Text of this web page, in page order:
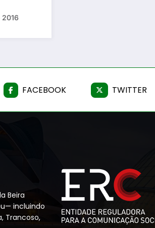
2016
FACEBOOK TWITTER
Beira
incluindo
Trancoso,